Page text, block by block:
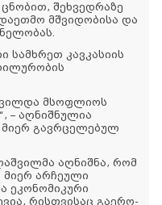
შეხვედრაზე
მშვიდობისა და
სამხრეთ კავკასიის
მსოფლიოს
– აღნიშნულია
მიერ გავრცელებულ
აღნიშნა, რომ
არჩეული
ეკონომიკური
რისთვისაც გაერო-